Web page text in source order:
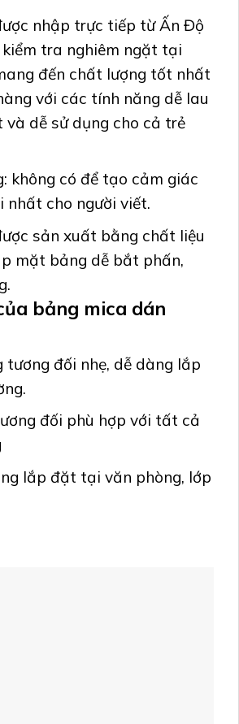
nhập trực tiếp từ Ấn Độ
tra nghiêm ngặt tại
đến chất lượng tốt nhất
với các tính năng dễ lau
và dễ sử dụng cho cả trẻ
không có để tạo cảm giác
nhất cho người viết.
sản xuất bằng chất liệu
mặt bảng dễ bắt phấn,
bảng mica dán
tương đối nhẹ, dễ dàng lắp
đối phù hợp với tất cả
lắp đặt tại văn phòng, lớp